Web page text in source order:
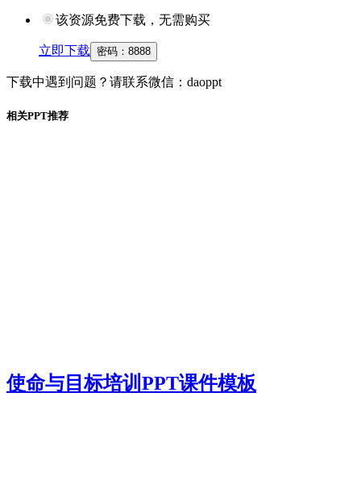
该资源免费下载，无需购买
立即下载 密码： 8888
下载中遇到问题？请联系微信：daoppt
相关PPT推荐
使命与目标培训PPT课件模板